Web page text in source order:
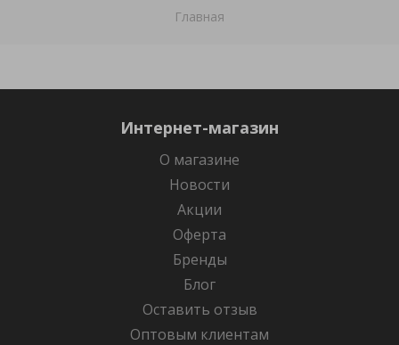
Главная
Интернет-магазин
О магазине
Новости
Акции
Оферта
Бренды
Блог
Оставить отзыв
Оптовым клиентам